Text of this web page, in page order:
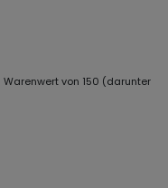
von 150 (darunter